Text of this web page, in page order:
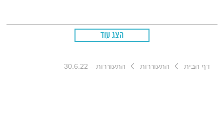
הצג עוד
דף הבית התעוררות התעוררות – 30.6.22